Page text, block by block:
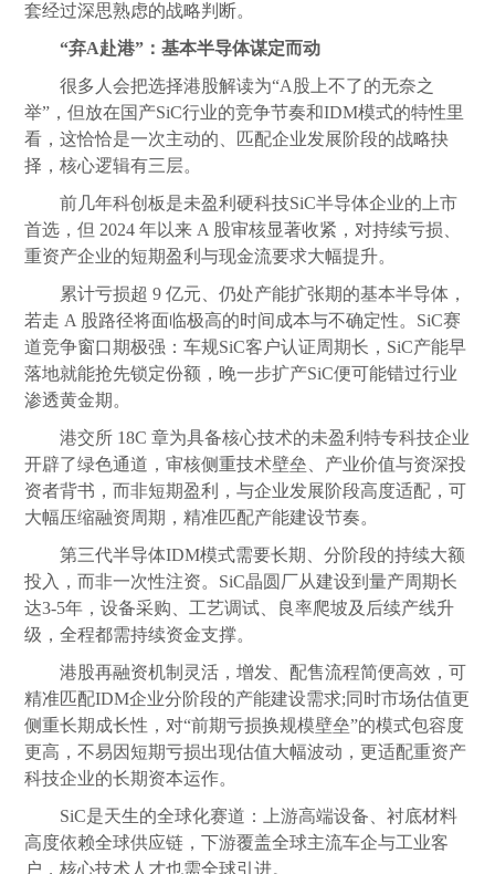
套经过深思熟虑的战略判断。
“弃A赴港”：基本半导体谋定而动
很多人会把选择港股解读为“A股上不了的无奈之
举”，但放在国产SiC行业的竞争节奏和IDM模式的特性里
看，这恰恰是一次主动的、匹配企业发展阶段的战略抉
择，核心逻辑有三层。
前几年科创板是未盈利硬科技SiC半导体企业的上市
首选，但 2024 年以来 A 股审核显著收紧，对持续亏损、
重资产企业的短期盈利与现金流要求大幅提升。
累计亏损超 9 亿元、仍处产能扩张期的基本半导体，
若走 A 股路径将面临极高的时间成本与不确定性。SiC赛
道竞争窗口期极强：车规SiC客户认证周期长，SiC产能早
落地就能抢先锁定份额，晚一步扩产SiC便可能错过行业
渗透黄金期。
港交所 18C 章为具备核心技术的未盈利特专科技企业
开辟了绿色通道，审核侧重技术壁垒、产业价值与资深投
资者背书，而非短期盈利，与企业发展阶段高度适配，可
大幅压缩融资周期，精准匹配产能建设节奏。
第三代半导体IDM模式需要长期、分阶段的持续大额
投入，而非一次性注资。SiC晶圆厂从建设到量产周期长
达3-5年，设备采购、工艺调试、良率爬坡及后续产线升
级，全程都需持续资金支撑。
港股再融资机制灵活，增发、配售流程简便高效，可
精准匹配IDM企业分阶段的产能建设需求;同时市场估值更
侧重长期成长性，对“前期亏损换规模壁垒”的模式包容度
更高，不易因短期亏损出现估值大幅波动，更适配重资产
科技企业的长期资本运作。
SiC是天生的全球化赛道：上游高端设备、衬底材料
高度依赖全球供应链，下游覆盖全球主流车企与工业客
户，核心技术人才也需全球引进。